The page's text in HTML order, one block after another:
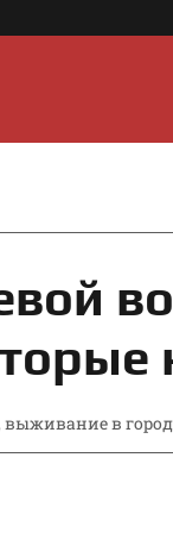
выживание в